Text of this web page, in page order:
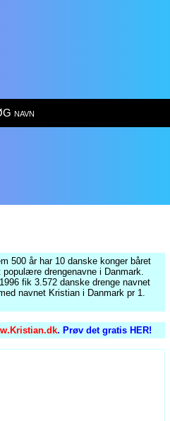
navn
500 år har 10 danske konger båret
drengenavne i Danmark.
fik 3.572 danske drenge navnet
navnet Kristian i Danmark pr 1.
. Prøv det gratis HER!